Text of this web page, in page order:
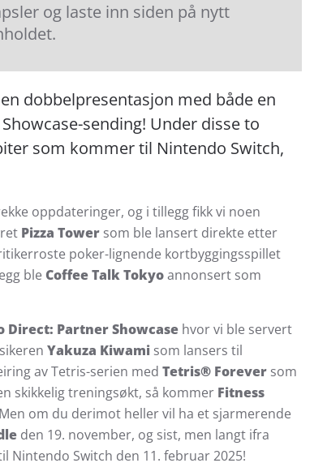
og laste inn siden på nytt
dobbelpresentasjon med både en
sending! Under disse to
som kommer til Nintendo Switch,
oppdateringer, og i tillegg fikk vi noen
Pizza Tower som ble lansert direkte etter
poker-lignende kortbyggingsspillet
ble Coffee Talk Tokyoannonsert som
Direct: Partner Showcase hvor vi ble servert
Yakuza Kiwami som lansers til
av Tetris-serien med Tetris® Forever som
skikkelig treningsøkt, så kommer Fitness
om du derimot heller vil ha et sjarmerende
den 19. november, og sist, men langt ifra
Nintendo Switch den 11. februar 2025!